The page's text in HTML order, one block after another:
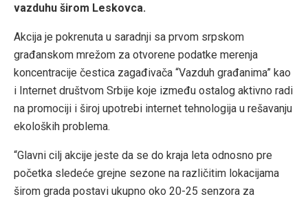
vazduhu širom Leskovca.
Akcija je pokrenuta u saradnji sa prvom srpskom
građanskom mrežom za otvorene podatke merenja
koncentracije čestica zagađivača “Vazduh građanima” kao
i Internet društvom Srbije koje između ostalog aktivno radi
na promociji i široj upotrebi internet tehnologija u rešavanju
ekoloških problema.
“Glavni cilj akcije jeste da se do kraja leta odnosno pre
početka sledeće grejne sezone na različitim lokacijama
širom grada postavi ukupno oko 20-25 senzora za